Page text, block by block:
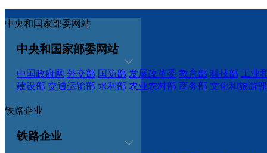
中央和国家部委网站
中央和国家部委网站
中国政府网 外交部 国防部 发展改革委 教育部 科技部 工业
建设部 交通运输部 水利部 农业农村部 商务部 文化和旅游部
铁路企业
铁路企业